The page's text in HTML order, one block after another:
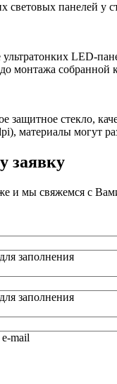
световых панелей у
ультратонких LED-
монтажа
защитное стекло,
материалы могут
заявку
и мы свяжемся с
заполнения
заполнения
mail